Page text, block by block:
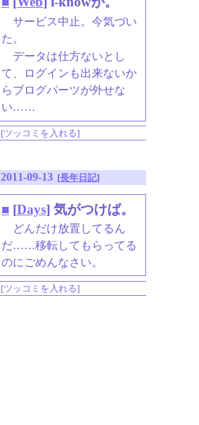
サービス中止。今気づい
た。
データは仕方ないとし
て、ログインも出来ないか
らブログパーツが外せな
い……
[ツッコミを入れる]
2011-09-13 [長年日記]
■[Days] 気がつけば。
どんだけ放置してるん
だ……移転してもらってる
のにごめんなさい。
[ツッコミを入れる]